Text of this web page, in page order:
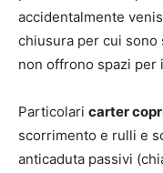
accidentalmente
chiusura per cui sono
non offrono spazi per
Particolari carter
scorrimento e rulli e
anticaduta passivi